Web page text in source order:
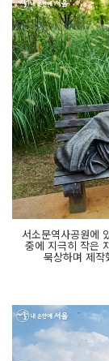
서소문역사공원에
중에 지극히 작은
묵상하며 제